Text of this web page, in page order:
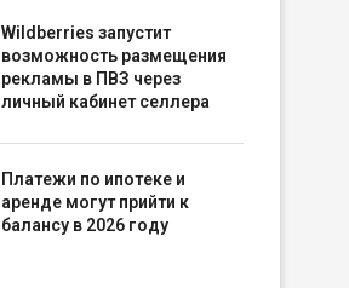
Wildberries запустит
возможность размещения
рекламы в ПВЗ через
личный кабинет селлера
Платежи по ипотеке и
аренде могут прийти к
балансу в 2026 году